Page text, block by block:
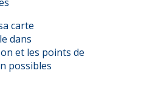
carte
dans
et les points de
possibles